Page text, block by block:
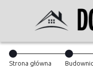
Strona główna